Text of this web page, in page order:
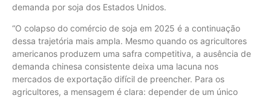
demanda por soja dos Estados Unidos.
“O colapso do comércio de soja em 2025 é a continuação
dessa trajetória mais ampla. Mesmo quando os agricultores
americanos produzem uma safra competitiva, a ausência de
demanda chinesa consistente deixa uma lacuna nos
mercados de exportação difícil de preencher. Para os
agricultores, a mensagem é clara: depender de um único